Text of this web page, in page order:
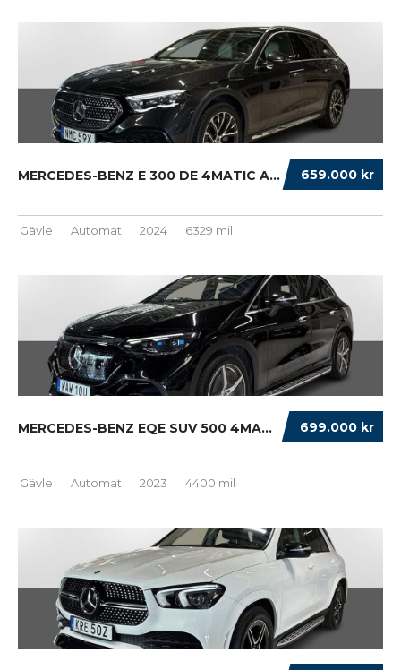
659.000 kr
MERCEDES-BENZ E 300 DE 4MATIC ALL-TERRAIN AD...
Gävle Automat 2024 6329 mil
699.000 kr
MERCEDES-BENZ EQE SUV 500 4MATIC 96 KWH AMG ...
Gävle Automat 2023 4400 mil